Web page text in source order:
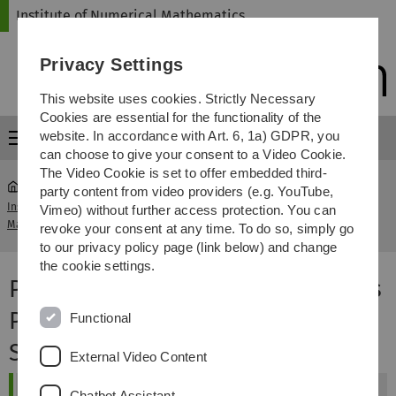
Skip
Skip
Skip
Skip
Institute of Numerical Mathematics
Menu
Institute of Numerical
Mathematics
...
Projekt in CSE, Fortgeschrittenes
Projekt in CSE - SoSe 2020
Projekt in CSE, Fortgeschrittenes
Projekt in CSE -
Sommersemester 2020
Privacy Settings
This website uses cookies. Strictly Necessary
Cookies are essential for the functionality of the
website. In accordance with Art. 6, 1a) GDPR, you
can choose to give your consent to a Video Cookie.
The Video Cookie is set to offer embedded third-
party content from video providers (e.g. YouTube,
Vimeo) without further access protection. You can
revoke your consent at any time. To do so, simply go
to our privacy policy page (link below) and change
the cookie settings.
Functional
External Video Content